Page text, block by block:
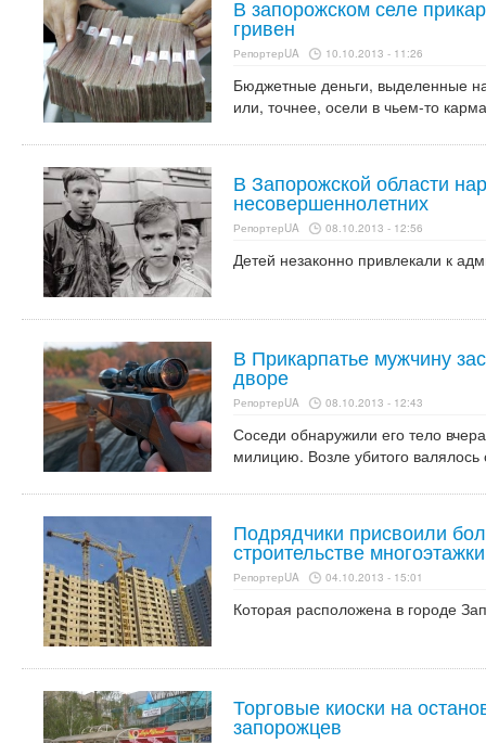
В запорожском селе
гривен
РепортерUA 10.10.2013 - 11:26
Бюджетные деньги, выделенные
или, точнее, осели в чьем-то
В Запорожской области
несовершеннолетних
РепортерUA 08.10.2013 - 12:56
Детей незаконно привлекали к
В Прикарпатье мужчину
дворе
РепортерUA 08.10.2013 - 12:43
Соседи обнаружили его тело
милицию. Возле убитого валялось
Подрядчики присвоили
строительстве многоэтажки
РепортерUA 04.10.2013 - 15:01
Которая расположена в городе
Торговые киоски на
запорожцев